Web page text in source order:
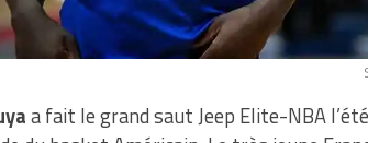
a fait le grand saut Jeep Elite-NBA